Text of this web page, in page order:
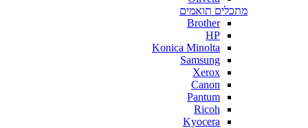
מתכלים תואמים
Brother
HP
Konica Minolta
Samsung
Xerox
Canon
Pantum
Ricoh
Kyocera